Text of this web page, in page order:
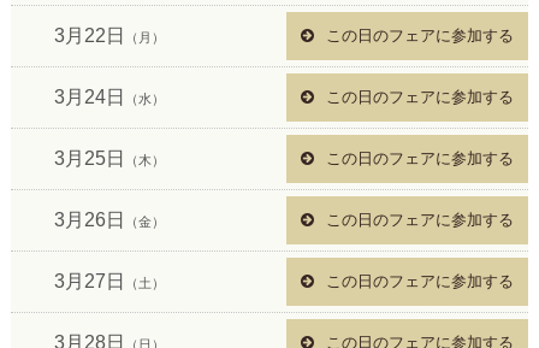
3月22日 （月） この日のフェアに参加する
3月24日 （水） この日のフェアに参加する
3月25日 （木） この日のフェアに参加する
3月26日 （金） この日のフェアに参加する
3月27日 （土） この日のフェアに参加する
3月28日 （日） この日のフェアに参加する